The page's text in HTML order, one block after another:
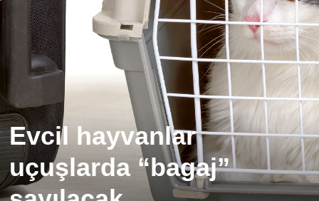
Evcil hayvanlar
uçuşlarda “bagaj”